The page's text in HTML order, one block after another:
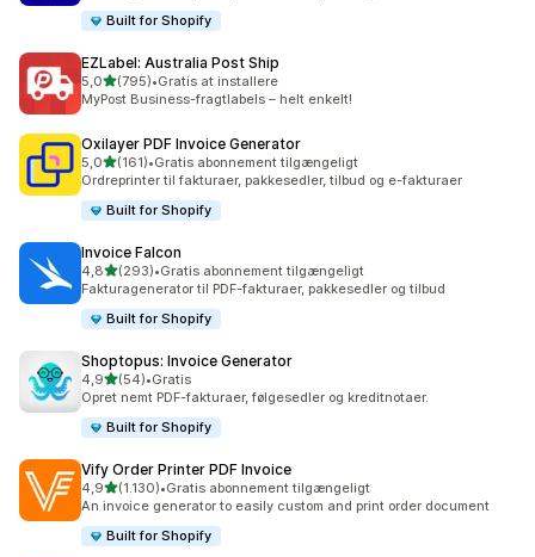
Built for Shopify
EZLabel: Australia Post Ship
5,0ud af 5 stjerner
(795)
795 anmeldelser i alt
•Gratis at installere
MyPost Business-fragtlabels – helt enkelt!
Oxilayer PDF Invoice Generator
5,0ud af 5 stjerner
(161)
161 anmeldelser i alt
•Gratis abonnement tilgængeligt
Ordreprinter til fakturaer, pakkesedler, tilbud og e-fakturaer
Built for Shopify
Invoice Falcon
4,8ud af 5 stjerner
(293)
293 anmeldelser i alt
•Gratis abonnement tilgængeligt
Fakturagenerator til PDF-fakturaer, pakkesedler og tilbud
Built for Shopify
Shoptopus: Invoice Generator
4,9ud af 5 stjerner
(54)
54 anmeldelser i alt
•Gratis
Opret nemt PDF-fakturaer, følgesedler og kreditnotaer.
Built for Shopify
Vify Order Printer PDF Invoice
4,9ud af 5 stjerner
(1.130)
1130 anmeldelser i alt
•Gratis abonnement tilgængeligt
An invoice generator to easily custom and print order document
Built for Shopify